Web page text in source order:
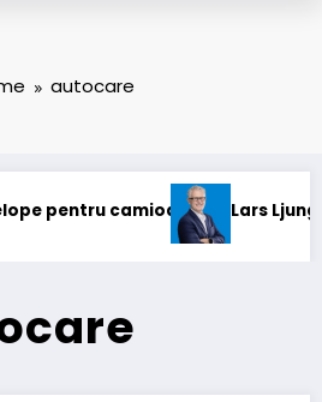
autocare
camioane Lars Ljungström a